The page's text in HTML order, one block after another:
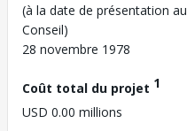
(à la date de présentation au
Conseil)
28 novembre 1978
Coût total du projet 1
USD 0.00 millions